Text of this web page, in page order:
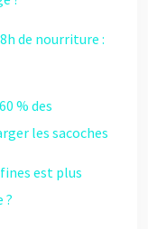
de nourriture :
% des
les sacoches
est plus
?